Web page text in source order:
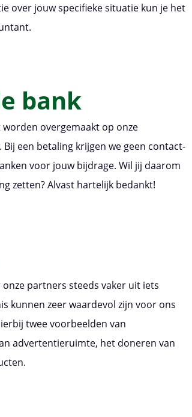
over jouw specifieke situatie kun je het
bank
worden overgemaakt op onze
Bij een betaling krijgen we geen contact-
voor jouw bijdrage. Wil jij daarom
zetten? Alvast hartelijk bedankt!
partners steeds vaker uit iets
kunnen zeer waardevol zijn voor ons
twee voorbeelden van
advertentieruimte, het doneren van